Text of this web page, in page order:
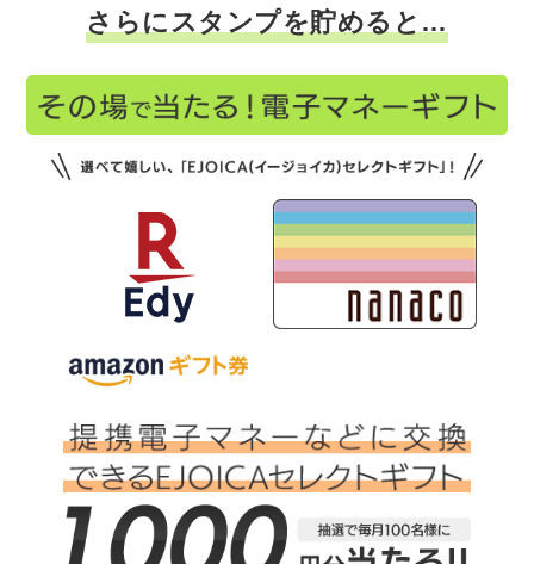
さらにスタンプを貯めると…